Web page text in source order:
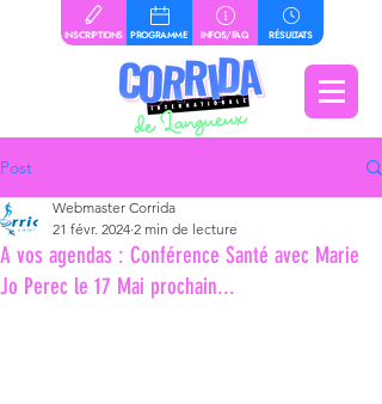
INSCRIPTIONS PROGRAMME INFOS/FAQ RÉSULTATS
Post
A vos agendas : Conférence Santé avec Marie
Jo Perec le 17 Mai prochain...
Webmaster Corrida
21 févr. 2024 2 min de lecture